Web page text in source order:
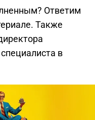
Ответим
Также
в